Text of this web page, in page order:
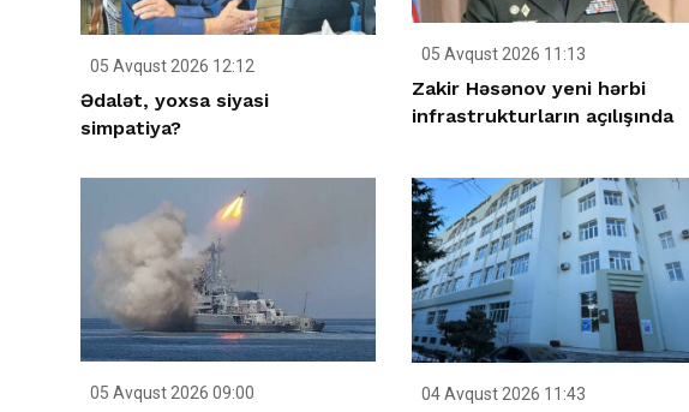
05 Avqust 2026 12:12
Ədalət, yoxsa siyasi
simpatiya?
05 Avqust 2026 11:13
Zakir Həsənov yeni hərbi
infrastrukturların açılışında
05 Avqust 2026 09:00 04 Avqust 2026 11:43